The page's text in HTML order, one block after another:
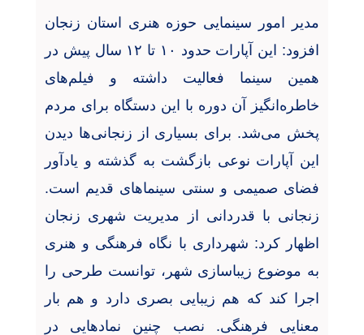
مدیر امور سینمایی حوزه هنری استان زنجان
افزود: این آپارات حدود ۱۰ تا ۱۲ سال پیش در
همین سینما فعالیت داشته و فیلم‌های
خاطره‌انگیز آن دوره با این دستگاه برای مردم
پخش می‌شد. برای بسیاری از زنجانی‌ها دیدن
این آپارات نوعی بازگشت به گذشته و یادآور
فضای صمیمی و سنتی سینماهای قدیم است.
زنجانی با قدردانی از مدیریت شهری زنجان
اظهار کرد: شهرداری با نگاه فرهنگی و هنری
به موضوع زیباسازی شهر، توانست طرحی را
اجرا کند که هم زیبایی بصری دارد و هم بار
معنایی فرهنگی. نصب چنین نمادهایی در